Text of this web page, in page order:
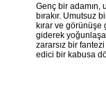
Genç bir
bırakır. Umutsuz
kırar ve
giderek
zararsız bir
edici bir kabusa